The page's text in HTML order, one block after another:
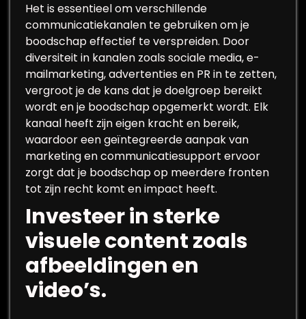
Het is essentieel om verschillende
communicatiekanalen te gebruiken om je
boodschap effectief te verspreiden. Door
diversiteit in kanalen zoals sociale media, e-
mailmarketing, advertenties en PR in te zetten,
vergroot je de kans dat je doelgroep bereikt
wordt en je boodschap opgemerkt wordt. Elk
kanaal heeft zijn eigen kracht en bereik,
waardoor een geïntegreerde aanpak van
marketing en communicatiesupport ervoor
zorgt dat je boodschap op meerdere fronten
tot zijn recht komt en impact heeft.
Investeer in sterke
visuele content zoals
afbeeldingen en
video’s.